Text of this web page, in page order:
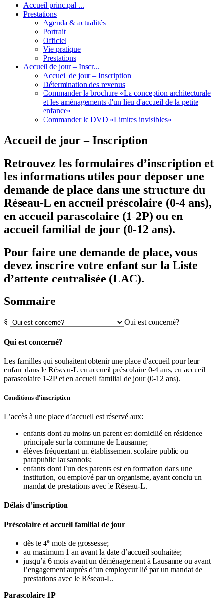
Accueil principal ...
Prestations
Agenda & actualités
Portrait
Officiel
Vie pratique
Prestations
Accueil de jour – Inscr...
Accueil de jour – Inscription
Détermination des revenus
Commander la brochure «La conception architecturale
et les aménagements d'un lieu d'accueil de la petite
enfance»
Commander le DVD «Limites invisibles»
Accueil de jour – Inscription
Retrouvez les formulaires d’inscription et
les informations utiles pour déposer une
demande de place dans une structure du
Réseau-L en accueil préscolaire (0-4 ans),
en accueil parascolaire (1-2P) ou en
accueil familial de jour (0-12 ans).
Pour faire une demande de place, vous
devez inscrire votre enfant sur la Liste
d’attente centralisée (LAC).
Sommaire
§ Qui est concerné?
Qui est concerné?
Les familles qui souhaitent obtenir une place d'accueil pour leur
enfant dans le Réseau-L en accueil préscolaire 0-4 ans, en accueil
parascolaire 1-2P et en accueil familial de jour (0-12 ans).
Conditions d'inscription
L’accès à une place d’accueil est réservé aux:
enfants dont au moins un parent est domicilié en résidence
principale sur la commune de Lausanne;
élèves fréquentant un établissement scolaire public ou
parapublic lausannois;
enfants dont l’un des parents est en formation dans une
institution, ou employé par un organisme, ayant conclu un
mandat de prestations avec le Réseau-L.
Délais d’inscription
Préscolaire et accueil familial de jour
dès le 4e mois de grossesse;
au maximum 1 an avant la date d’accueil souhaitée;
jusqu’à 6 mois avant un déménagement à Lausanne ou avant
l’engagement auprès d’un employeur lié par un mandat de
prestations avec le Réseau-L.
Parascolaire 1P